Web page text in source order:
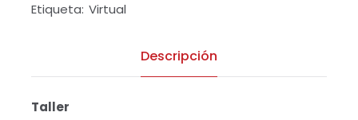
Etiqueta: Virtual
Descripción
Taller